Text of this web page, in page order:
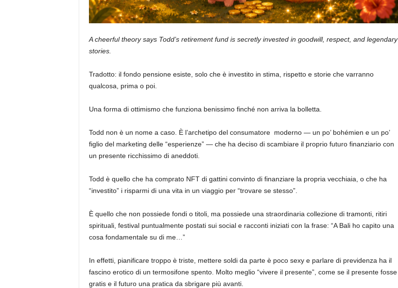
A cheerful theory says Todd’s retirement fund is secretly invested in goodwill, respect, and legendary
stories.
Tradotto: il fondo pensione esiste, solo che è investito in stima, rispetto e storie che varranno
qualcosa, prima o poi.
Una forma di ottimismo che funziona benissimo finché non arriva la bolletta.
Todd non è un nome a caso. È l’archetipo del consumatore moderno — un po’ bohémien e un po’
figlio del marketing delle “esperienze” — che ha deciso di scambiare il proprio futuro finanziario con
un presente ricchissimo di aneddoti.
Todd è quello che ha comprato NFT di gattini convinto di finanziare la propria vecchiaia, o che ha
“investito” i risparmi di una vita in un viaggio per “trovare se stesso”.
È quello che non possiede fondi o titoli, ma possiede una straordinaria collezione di tramonti, ritiri
spirituali, festival puntualmente postati sui social e racconti iniziati con la frase: “A Bali ho capito una
cosa fondamentale su di me…”
In effetti, pianificare troppo è triste, mettere soldi da parte è poco sexy e parlare di previdenza ha il
fascino erotico di un termosifone spento. Molto meglio “vivere il presente”, come se il presente fosse
gratis e il futuro una pratica da sbrigare più avanti.